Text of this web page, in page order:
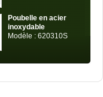
Poubelle en acier
inoxydable
Modèle : 620310S